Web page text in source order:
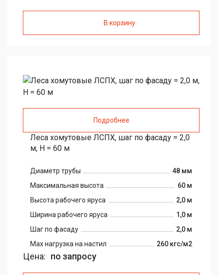
В корзину
Подробнее
Леса хомутовые ЛСПХ, шаг по фасаду = 2,0
м, H = 60 м
Диаметр трубы
48 мм
Максимальная высота
60 м
Высота рабочего яруса
2,0 м
Ширина рабочего яруса
1,0 м
Шаг по фасаду
2,0 м
Max нагрузка на настил
260 кгс/м2
Цена: по запросу